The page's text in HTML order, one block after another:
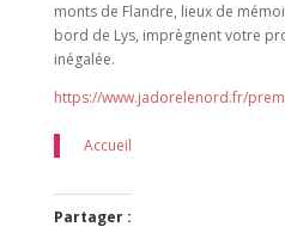
monts de Flandre, lieux de
bord de Lys, imprègnent votre
inégalée.
https://www.jadorelenord.fr/
Accueil
Partager :